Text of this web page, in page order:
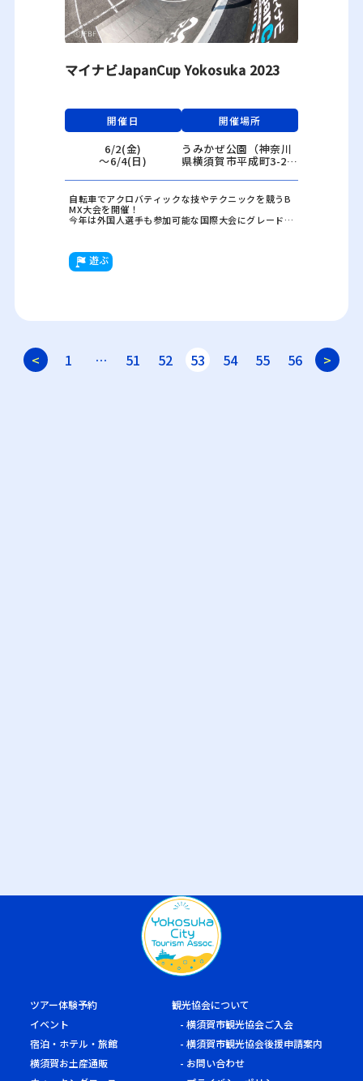
マイナビJapanCup Yokosuka 2023
開催日
6/2(金)
〜6/4(日)
開催場所
うみかぜ公園（神奈川
県横須賀市平成町3-2
自転車でアクロバティックな技やテクニックを競うB
MX大会を開催！
今年は外国人選手も参加可能な国際大会にグレードア
遊ぶ
< 1 … 51 52 53 54 55 56 >
ツアー体験予約
イベント
宿泊・ホテル・旅館
横須賀お土産通販
観光協会について
横須賀市観光協会ご入会
横須賀市観光協会後援申請案内
お問い合わせ